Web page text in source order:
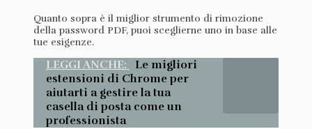
Quanto sopra è il miglior strumento di rimozione
della password PDF, puoi sceglierne uno in base alle
tue esigenze.
LEGGI ANCHE:
Le migliori
estensioni di Chrome per
aiutarti a gestire la tua
casella di posta come un
professionista